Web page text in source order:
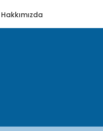
Hakkımızda